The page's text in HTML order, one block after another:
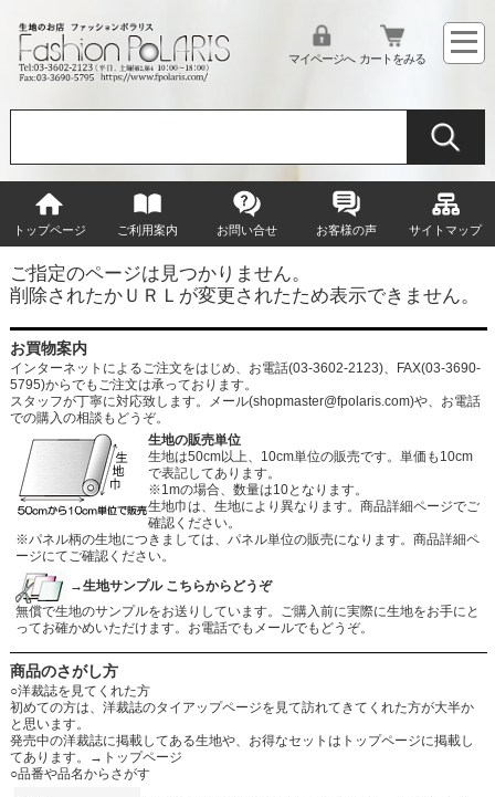
マイページへ カートをみる
トップページ ご利用案内 お問い合せ お客様の声 サイトマップ
ご指定のページは見つかりません。
削除されたかＵＲＬが変更されたため表示できません。
お買物案内
インターネットによるご注文をはじめ、お電話(03-3602-2123)、FAX(03-3690-
5795)からでもご注文は承っております。
スタッフが丁寧に対応致します。メール(shopmaster@fpolaris.com)や、お電話
での購入の相談もどうぞ。
生地の販売単位
生地は50cm以上、10cm単位の販売です。単価も10cm
で表記してあります。
※1mの場合、数量は10となります。
生地巾は、生地により異なります。商品詳細ページでご
確認ください。
※パネル柄の生地につきましては、パネル単位の販売になります。商品詳細ペ
ージにてご確認ください。
→生地サンプル こちらからどうぞ
無償で生地のサンプルをお送りしています。ご購入前に実際に生地をお手にと
ってお確かめいただけます。お電話でもメールでもどうぞ。
商品のさがし方
○洋裁誌を見てくれた方
初めての方は、洋裁誌のタイアップページを見て訪れてきてくれた方が大半か
と思います。
発売中の洋裁誌に掲載してある生地や、お得なセットはトップページに掲載し
てあります。
→トップページ
○品番や品名からさがす